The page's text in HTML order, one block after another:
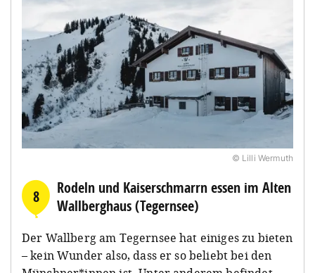
© Lilli Wermuth
8
Rodeln und Kaiserschmarrn essen im Alten
Wallberghaus (Tegernsee)
Der Wallberg am Tegernsee hat einiges zu bieten
– kein Wunder also, dass er so beliebt bei den